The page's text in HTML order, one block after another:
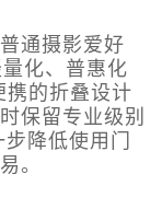
通摄影爱好
化、普惠化
携的折叠设计
保留专业级别
降低使用门
。